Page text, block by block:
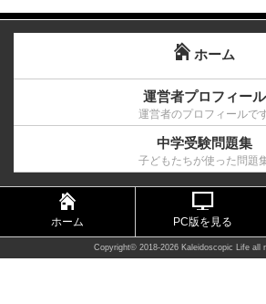
ホーム
運営者プロフィール
運営者のプロフィールで
中学受験問題集
子どもたちが使った問題
ホーム PC版を見る
Copyright© 2018-2026 Kaleidoscopic Lifeall